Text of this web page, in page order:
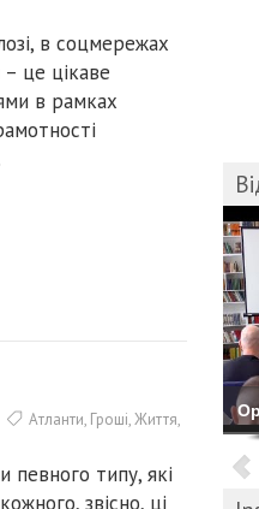
в соцмережах
це цікаве
в рамках
Атланти, Гроші,Життя,
типу, які
звісно, ці